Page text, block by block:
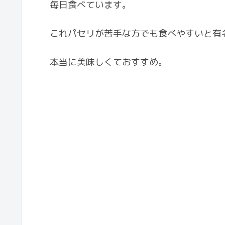
毎日食べています。
これパセリが苦手な方でも食べやすいと有
本当に美味しくておすすめ。